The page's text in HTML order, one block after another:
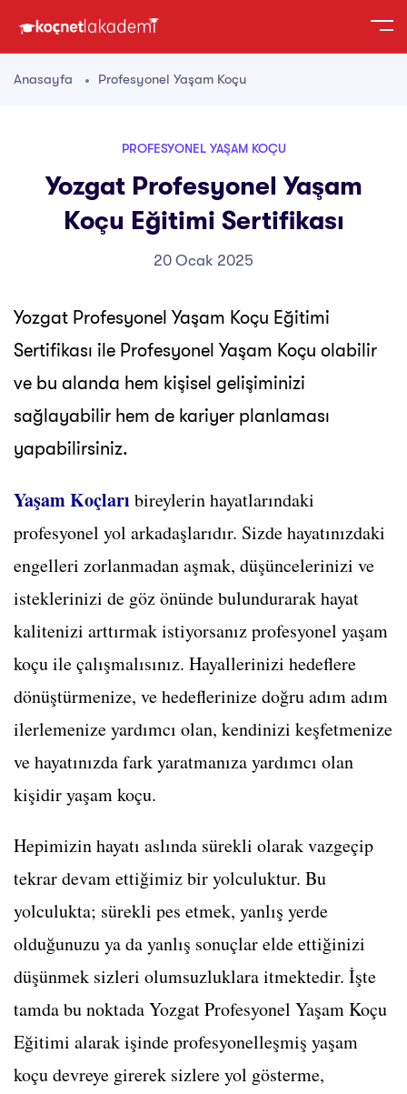
Anasayfa Profesyonel Yaşam Koçu
PROFESYONEL YAŞAM KOÇU
Yozgat Profesyonel Yaşam
Koçu Eğitimi Sertifikası
20 Ocak 2025
Yozgat Profesyonel Yaşam Koçu Eğitimi
Sertifikası ile Profesyonel Yaşam Koçu olabilir
ve bu alanda hem kişisel gelişiminizi
sağlayabilir hem de kariyer planlaması
yapabilirsiniz.
Yaşam Koçları bireylerin hayatlarındaki
profesyonel yol arkadaşlarıdır. Sizde hayatınızdaki
engelleri zorlanmadan aşmak, düşüncelerinizi ve
isteklerinizi de göz önünde bulundurarak hayat
kalitenizi arttırmak istiyorsanız profesyonel yaşam
koçu ile çalışmalısınız. Hayallerinizi hedeflere
dönüştürmenize, ve hedeflerinize doğru adım adım
ilerlemenize yardımcı olan, kendinizi keşfetmenize
ve hayatınızda fark yaratmanıza yardımcı olan
kişidir yaşam koçu.
Hepimizin hayatı aslında sürekli olarak vazgeçip
tekrar devam ettiğimiz bir yolculuktur. Bu
yolculukta; sürekli pes etmek, yanlış yerde
olduğunuzu ya da yanlış sonuçlar elde ettiğinizi
düşünmek sizleri olumsuzluklara itmektedir. İşte
tamda bu noktada Yozgat Profesyonel Yaşam Koçu
Eğitimi alarak işinde profesyonelleşmiş yaşam
koçu devreye girerek sizlere yol gösterme,